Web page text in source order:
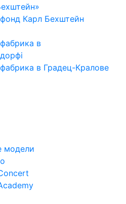
Карл Бехштейн
в
в Градец-Кралове
модели